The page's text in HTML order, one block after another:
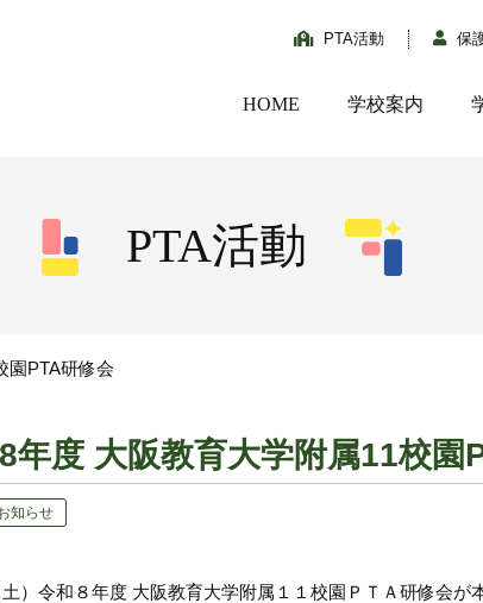
PTA活動 保
HOME 学校案内
PTA活動
園PTA研修会
年度 大阪教育大学附属11校園
知らせ
土）令和８年度 大阪教育大学附属１１校園ＰＴＡ研修会